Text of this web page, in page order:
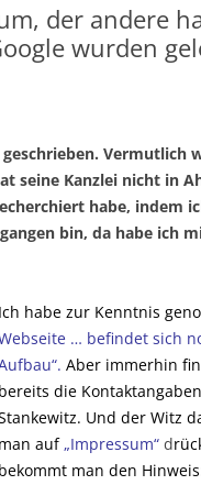
der andere
wurden
Vermutlich
seine Kanzlei nicht in
habe, indem
bin, da habe ich
Ich habe zur Kenntnis
… befindet sich
Aber immerhin
bereits die
Und der Witz
man auf „Impressum“ d
bekommt man den